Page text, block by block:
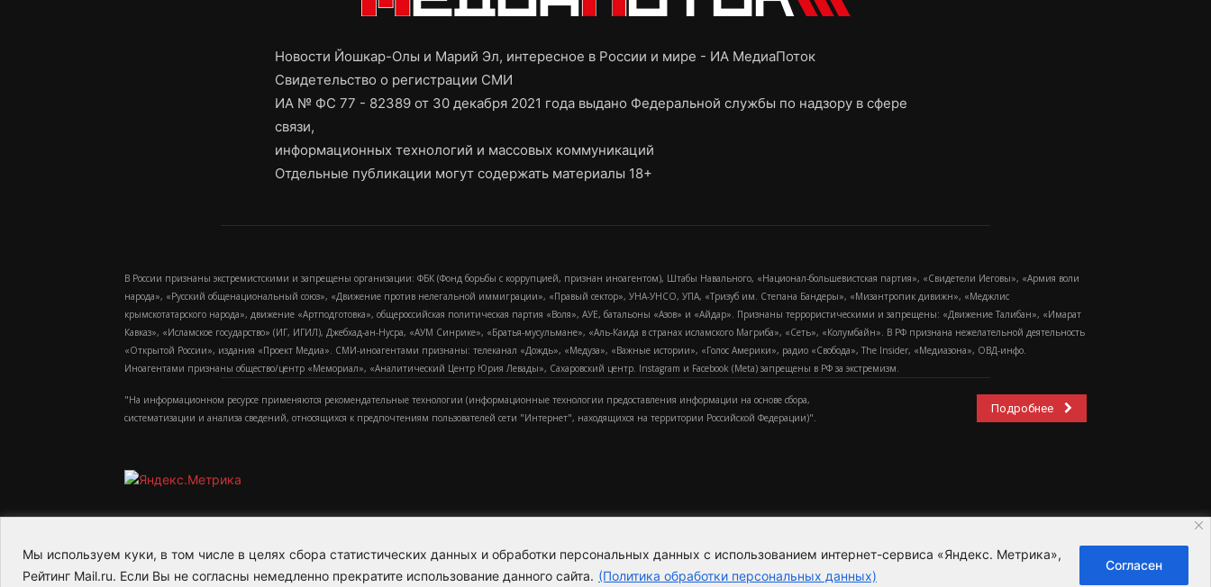
Мы используем куки, в том числе в целях сбора статистических данных и обработки персональных данных с использованием интернет-сервиса «Яндекс. Метрика»,
Рейтинг Mail.ru. Если Вы не согласны немедленно прекратите использование данного сайта. (Политика обработки персональных данных)
Согласен
Новости Йошкар-Олы и Марий Эл, интересное в России и мире - ИА МедиаПоток
Свидетельство о регистрации СМИ
ИА № ФС 77 - 82389 от 30 декабря 2021 года выдано Федеральной службы по надзору в сфере
связи,
информационных технологий и массовых коммуникаций
Отдельные публикации могут содержать материалы 18+
В России признаны экстремистскими и запрещены организации: ФБК (Фонд борьбы с коррупцией, признан иноагентом), Штабы Навального, «Национал-большевистская партия», «Свидетели Иеговы», «Армия воли
народа», «Русский общенациональный союз», «Движение против нелегальной иммиграции», «Правый сектор», УНА-УНСО, УПА, «Тризуб им. Степана Бандеры», «Мизантропик дивижн», «Меджлис
крымскотатарского народа», движение «Артподготовка», общероссийская политическая партия «Воля», АУЕ, батальоны «Азов» и «Айдар». Признаны террористическими и запрещены: «Движение Талибан», «Имарат
Кавказ», «Исламское государство» (ИГ, ИГИЛ), Джебхад-ан-Нусра, «АУМ Синрике», «Братья-мусульмане», «Аль-Каида в странах исламского Магриба», «Сеть», «Колумбайн». В РФ признана нежелательной деятельность
«Открытой России», издания «Проект Медиа». СМИ-иноагентами признаны: телеканал «Дождь», «Медуза», «Важные истории», «Голос Америки», радио «Свобода», The Insider, «Медиазона», ОВД-инфо.
Иноагентами признаны общество/центр «Мемориал», «Аналитический Центр Юрия Левады», Сахаровский центр. Instagram и Facebook (Metа) запрещены в РФ за экстремизм.
"На информационном ресурсе применяются рекомендательные технологии (информационные технологии предоставления информации на основе сбора,
систематизации и анализа сведений, относящихся к предпочтениям пользователей сети "Интернет", находящихся на территории Российской Федерации)".
Подробнее
2015-2026- Информационное агентство МедиаПоток Для справки
Пользовательское соглашение